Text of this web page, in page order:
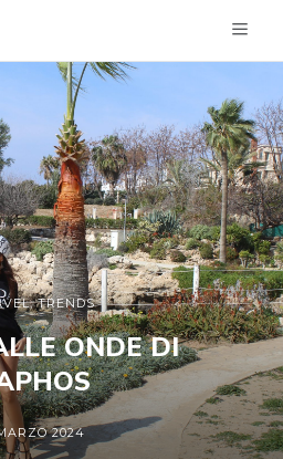
,TRENDS
ONDE DI
2024